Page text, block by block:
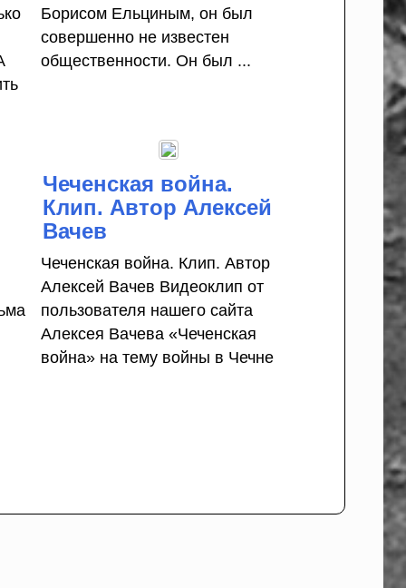
Борисом Ельциным, он был
совершенно не известен
общественности. Он был ...
Чеченская война.
Клип. Автор Алексей
Вачев
Чеченская война. Клип. Автор
Алексей Вачев Видеоклип от
пользователя нашего сайта
Алексея Вачева «Чеченская
война» на тему войны в Чечне